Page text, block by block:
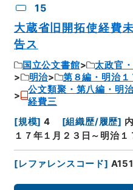
15
大蔵省旧開拓使経費
告ス
国立公文書館 太政官
明治
第８編・明治１
公文類聚・第八編・明
経費三
[規模] 4 [組織歴/履歴]
１７年１月２３日～明治１
[レファレンスコード]